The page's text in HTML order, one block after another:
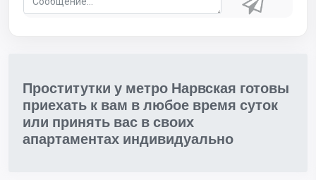
Проститутки у метро Нарвская готовы
приехать к вам в любое время суток
или принять вас в своих
апартаментах индивидуально